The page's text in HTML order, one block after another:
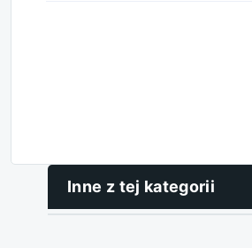
Inne z tej kategorii